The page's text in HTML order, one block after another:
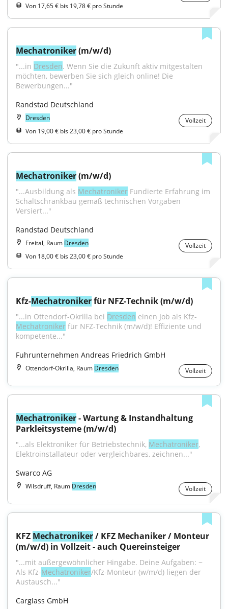
Von 17,65 € bis 19,78 € pro Stunde
Mechatroniker (m/w/d)
"...in Dresden. Wenn Sie die Zukunft aktiv mitgestalten
möchten, bewerben Sie sich gleich online! Die
Bewerbungen..."
Randstad Deutschland
Dresden
Vollzeit
Von 19,00 € bis 23,00 € pro Stunde
Mechatroniker (m/w/d)
"...Ausbildung als Mechatroniker Fundierte Erfahrung im
Schaltschrankbau gemäß technischen Vorgaben
Versiert..."
Randstad Deutschland
Freital, Raum Dresden
Vollzeit
Von 18,00 € bis 23,00 € pro Stunde
Kfz-Mechatroniker für NFZ-Technik (m/w/d)
"...in Ottendorf-Okrilla bei Dresden einen Job als Kfz-
Mechatroniker für NFZ-Technik (m/w/d)! Effiziente und
kompetente..."
Fuhrunternehmen Andreas Friedrich GmbH
Ottendorf-Okrilla, Raum Dresden Vollzeit
Mechatroniker - Wartung & Instandhaltung
Parkleitsysteme (m/w/d)
"...als Elektroniker für Betriebstechnik, Mechatroniker,
Elektroinstallateur oder vergleichbares, zeichnen..."
Swarco AG
Wilsdruff, Raum Dresden Vollzeit
KFZ Mechatroniker / KFZ Mechaniker / Monteur
(m/w/d) in Vollzeit - auch Quereinsteiger
"...mit außergewöhnlicher Hingabe. Deine Aufgaben: ~
Als Kfz-Mechatroniker/Kfz-Monteur (w/m/d) liegen der
Austausch..."
Carglass GmbH